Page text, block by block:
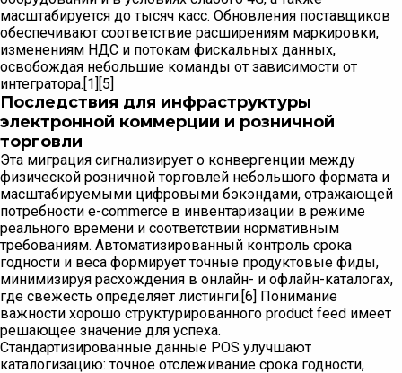
масштабируется до тысяч касс. Обновления поставщиков
обеспечивают соответствие расширениям маркировки,
изменениям НДС и потокам фискальных данных,
освобождая небольшие команды от зависимости от
интегратора.[1][5]
Последствия для инфраструктуры
электронной коммерции и розничной
торговли
Эта миграция сигнализирует о конвергенции между
физической розничной торговлей небольшого формата и
масштабируемыми цифровыми бэкэндами, отражающей
потребности e-commerce в инвентаризации в режиме
реального времени и соответствии нормативным
требованиям. Автоматизированный контроль срока
годности и веса формирует точные продуктовые фиды,
минимизируя расхождения в онлайн- и офлайн-каталогах,
где свежесть определяет листинги.[6] Понимание
важности хорошо структурированного product feed имеет
решающее значение для успеха.
Стандартизированные данные POS улучшают
каталогизацию: точное отслеживание срока годности,